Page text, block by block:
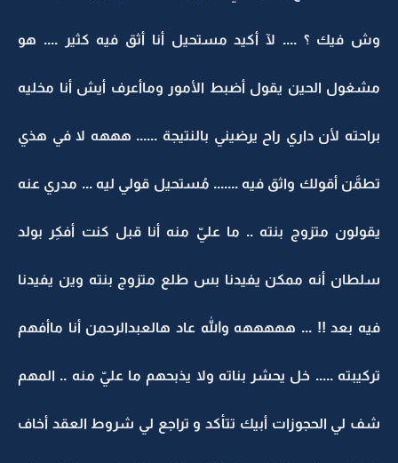
وش فيك ؟ .... لآ أكيد مستحيل أنا أثق فيه كثير .... هو
مشغول الحين يقول أضبط الأمور وماأعرف أيش أنا مخليه
براحته لأن داري راح يرضيني بالنتيجة ...... هههه لا في هذي
تطمَّن أقولك واثق فيه ....... مُستحيل قولي ليه ... مدري عنه
يقولون متزوج بنته .. ما عليّ منه أنا قبل كنت أفكِر بولد
سلطان أنه ممكن يفيدنا بس طلع متزوج بنته وين يفيدنا
فيه بعد !! ... هههههه والله عاد هالعبدالرحمن أنا ماأفهم
تركيبته ..... خل يحشر بناته ولا يذبحهم ما عليّ منه .. المهم
شف لي الحجوزات أبيك تتأكد و تراجع لي شروط العقد أخاف